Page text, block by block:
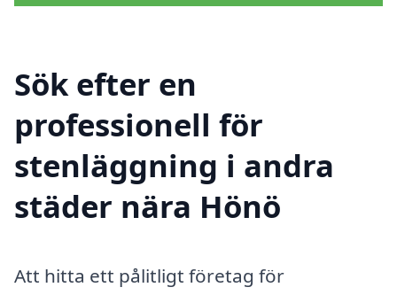
Sök efter en
professionell för
stenläggning i andra
städer nära Hönö
Att hitta ett pålitligt företag för